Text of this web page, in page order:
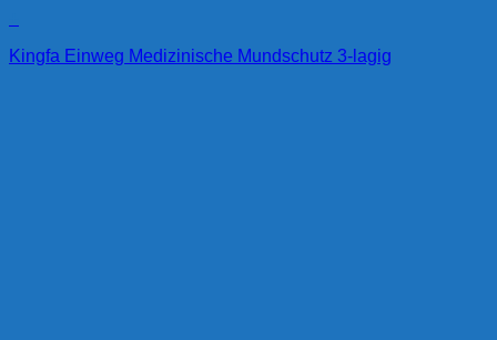
Kingfa Einweg Medizinische Mundschutz 3-lagig